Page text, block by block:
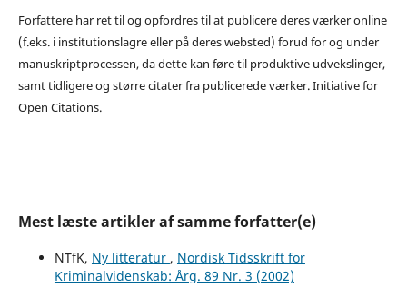
Forfattere har ret til og opfordres til at publicere deres værker online
(f.eks. i institutionslagre eller på deres websted) forud for og under
manuskriptprocessen, da dette kan føre til produktive udvekslinger,
samt tidligere og større citater fra publicerede værker. Initiative for
Open Citations.
Mest læste artikler af samme forfatter(e)
NTfK, Ny litteratur , Nordisk Tidsskrift for
Kriminalvidenskab: Årg. 89 Nr. 3 (2002)